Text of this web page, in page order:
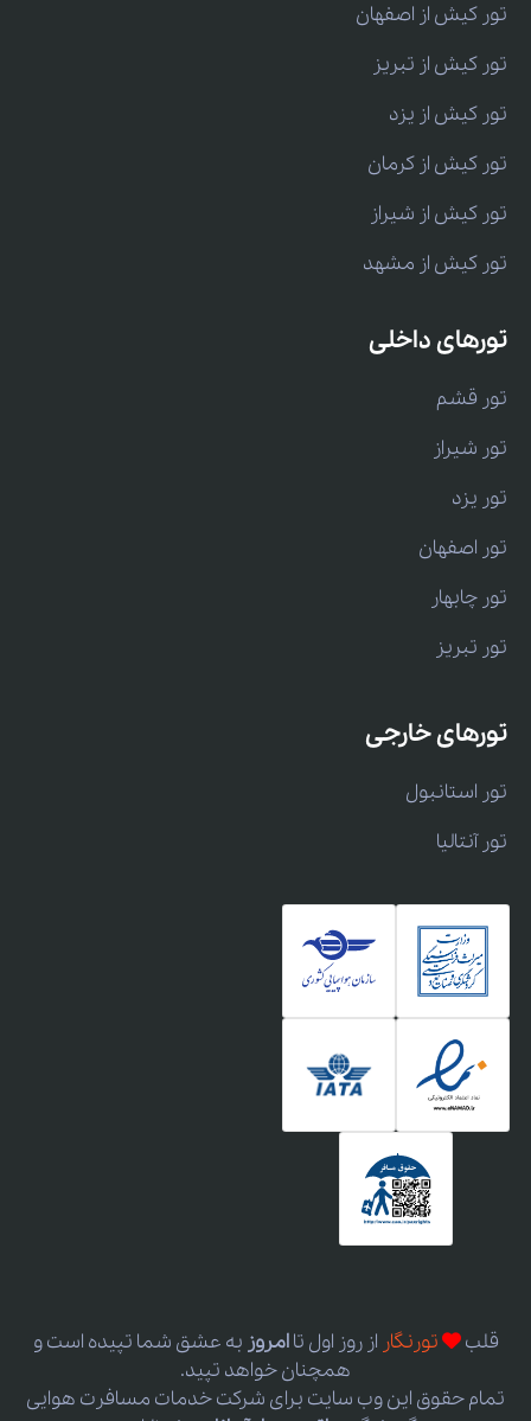
تور کیش از اصفهان
تور کیش از تبریز
تور کیش از یزد
تور کیش از کرمان
تور کیش از شیراز
تور کیش از مشهد
تورهای داخلی
تور قشم
تور شیراز
تور یزد
تور اصفهان
تور چابهار
تور تبریز
تورهای خارجی
تور استانبول
تور آنتالیا
قلب تورنگار از روز اول تاامروز به عشق شما تپیده است و
همچنان خواهد تپید.
تمام حقوق این وب سایت برای شرکت خدمات مسافرت هوایی